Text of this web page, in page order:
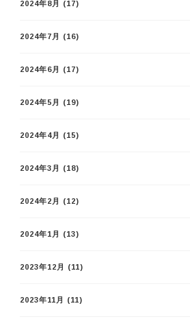
2024年8月 (17)
2024年7月 (16)
2024年6月 (17)
2024年5月 (19)
2024年4月 (15)
2024年3月 (18)
2024年2月 (12)
2024年1月 (13)
2023年12月 (11)
2023年11月 (11)